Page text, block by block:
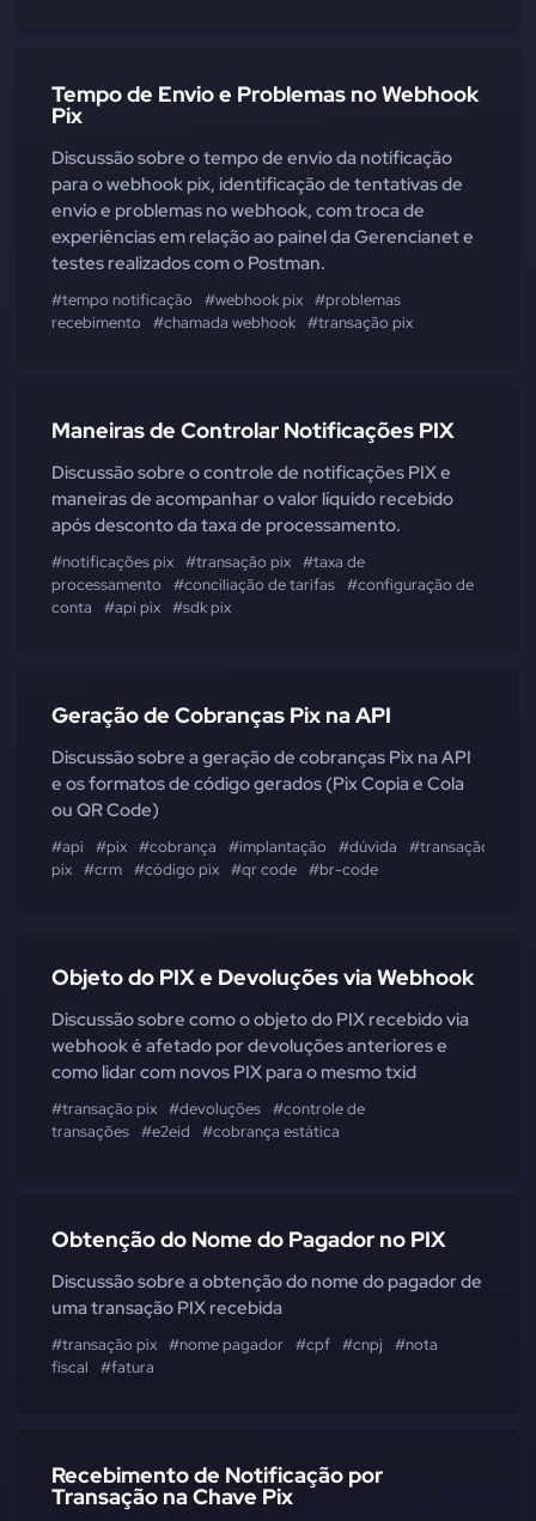
Tempo de Envio e Problemas no Webhook
Pix
Discussão sobre o tempo de envio da notificação
para o webhook pix, identificação de tentativas de
envio e problemas no webhook, com troca de
experiências em relação ao painel da Gerencianet e
testes realizados com o Postman.
#tempo notificação #webhook pix #problemas
recebimento
#chamada webhook #transação pix
Maneiras de Controlar Notificações PIX
Discussão sobre o controle de notificações PIX e
maneiras de acompanhar o valor líquido recebido
após desconto da taxa de processamento.
#notificações pix #transação pix #taxa de
processamento
#conciliação de tarifas #configuração de
conta
#api pix #sdk pix
Geração de Cobranças Pix na API
Discussão sobre a geração de cobranças Pix na API
e os formatos de código gerados (Pix Copia e Cola
ou QR Code)
#api #pix #cobrança #implantação #dúvida
#transação
pix #crm #código pix #qr code #br-code
Objeto do PIX e Devoluções via Webhook
Discussão sobre como o objeto do PIX recebido via
webhook é afetado por devoluções anteriores e
como lidar com novos PIX para o mesmo txid
#transação pix #devoluções #controle de
transações #e2eid #cobrança estática
Obtenção do Nome do Pagador no PIX
Discussão sobre a obtenção do nome do pagador de
uma transação PIX recebida
#transação pix #nome pagador #cpf #cnpj
#nota
fiscal
#fatura
Recebimento de Notificação por
Transação na Chave Pix